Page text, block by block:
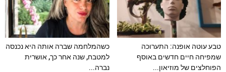
טבע עוטה אופנה: התערוכה
שמפיחה חיים חדשים באוסף
הפוחלצים של מוזיאון...
כשהמלחמה שברה אותה היא נכנסה
למטבח, שנה אחר כך, אושרית
נברה...